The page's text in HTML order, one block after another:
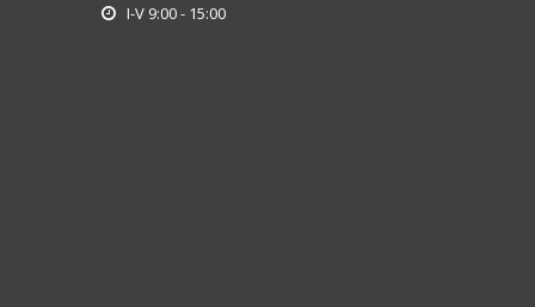
I-V 9:00 - 15:00